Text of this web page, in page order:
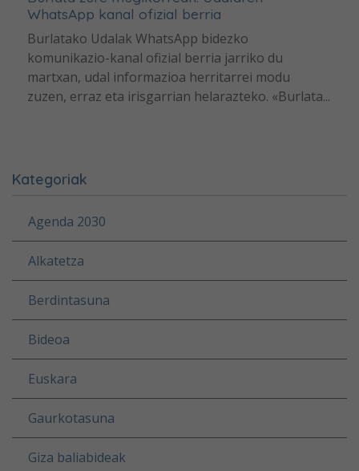
WhatsApp kanal ofizial berria
Burlatako Udalak WhatsApp bidezko
komunikazio-kanal ofizial berria jarriko du
martxan, udal informazioa herritarrei modu
zuzen, erraz eta irisgarrian helarazteko. «Burlata...
Kategoriak
Agenda 2030
Alkatetza
Berdintasuna
Bideoa
Euskara
Gaurkotasuna
Giza baliabideak